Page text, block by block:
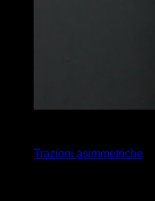
Trazioni asimmetriche